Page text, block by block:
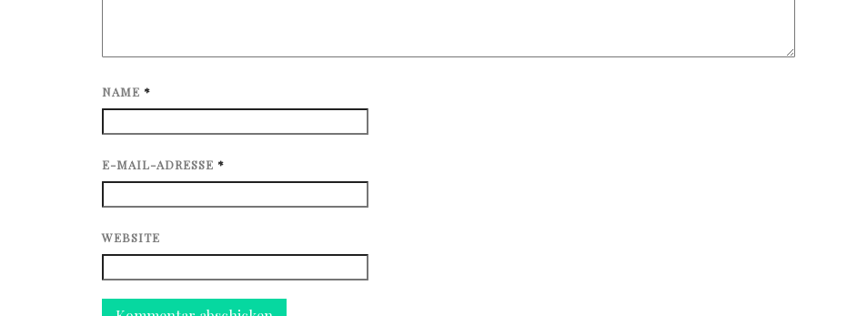
NAME *
E-MAIL-ADRESSE *
WEBSITE